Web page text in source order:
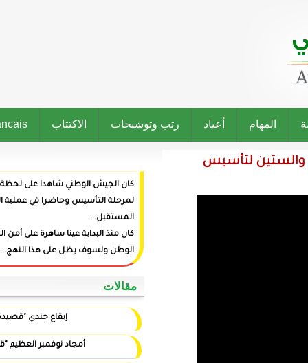
رتب وتوشيحات الاكتتاب Francais
كان الجيش الوطني شاهدا على لحظة ميلاد الدولة وراعيا
لمرحلة التأسيس وحاضرا في عملية البناء وفاعلا في صنع
كان منذ البداية عينا ساهرة على أمن المواطنين وعزة
الوطن ولسوف يظل على هذا النهج.
إيقاع جندي "قصيدة"
أمجاد نوفمبر العظيم "قصيدة"